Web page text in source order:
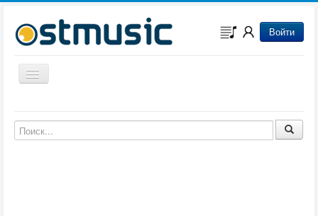
Войти
Включить/выключить навигацию
Музыка из мультфильмов
Музыка из сериалов